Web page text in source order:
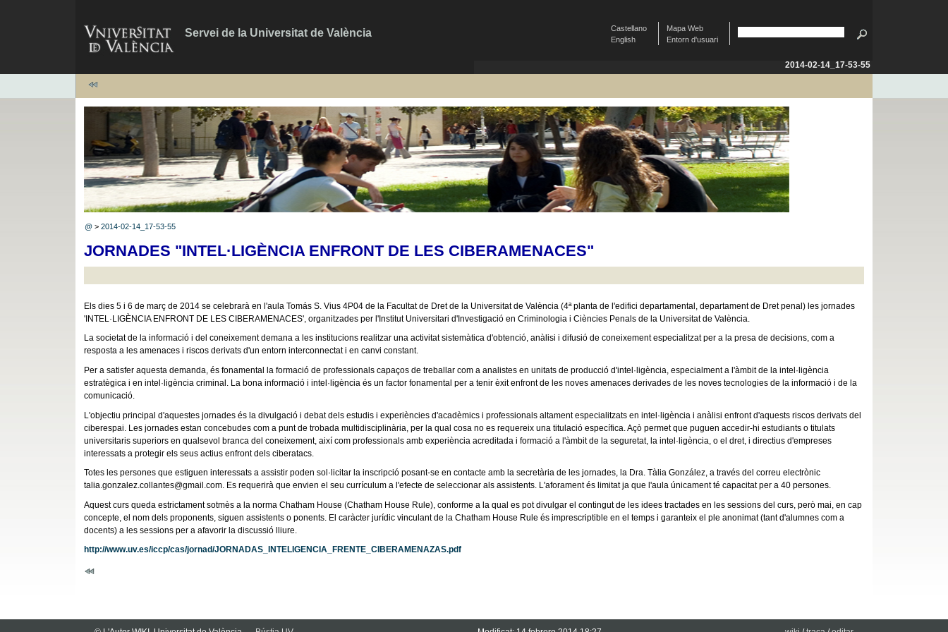
Servei de la Universitat de València
Mapa Web
Entorn d'usuari
Castellano
English
2014-02-14_17-53-55
@ >2014-02-14_17-53-55
JORNADES "INTEL·LIGÈNCIA ENFRONT DE LES CIBERAMENACES"
Els dies 5 i 6 de març de 2014 se celebrarà en l'aula Tomás S. Vius 4P04 de la Facultat de Dret de la Universitat de València (4ª planta de l'edifici departamental, departament de Dret penal) les jornades
'INTEL·LIGÈNCIA ENFRONT DE LES CIBERAMENACES', organitzades per l'Institut Universitari d'Investigació en Criminologia i Ciències Penals de la Universitat de València.
La societat de la informació i del coneixement demana a les institucions realitzar una activitat sistemàtica d'obtenció, anàlisi i difusió de coneixement especialitzat per a la presa de decisions, com a
resposta a les amenaces i riscos derivats d'un entorn interconnectat i en canvi constant.
Per a satisfer aquesta demanda, és fonamental la formació de professionals capaços de treballar com a analistes en unitats de producció d'intel·ligència, especialment a l'àmbit de la intel·ligència
estratègica i en intel·ligència criminal. La bona informació i intel·ligència és un factor fonamental per a tenir èxit enfront de les noves amenaces derivades de les noves tecnologies de la informació i de la
comunicació.
L'objectiu principal d'aquestes jornades és la divulgació i debat dels estudis i experiències d'acadèmics i professionals altament especialitzats en intel·ligència i anàlisi enfront d'aquests riscos derivats del
ciberespai. Les jornades estan concebudes com a punt de trobada multidisciplinària, per la qual cosa no es requereix una titulació específica. Açò permet que puguen accedir-hi estudiants o titulats
universitaris superiors en qualsevol branca del coneixement, així com professionals amb experiència acreditada i formació a l'àmbit de la seguretat, la intel·ligència, o el dret, i directius d'empreses
interessats a protegir els seus actius enfront dels ciberatacs.
Totes les persones que estiguen interessats a assistir poden sol·licitar la inscripció posant-se en contacte amb la secretària de les jornades, la Dra. Tàlia González, a través del correu electrònic
talia.gonzalez.collantes@gmail.com. Es requerirà que envien el seu currículum a l'efecte de seleccionar als assistents. L'aforament és limitat ja que l'aula únicament té capacitat per a 40 persones.
Aquest curs queda estrictament sotmès a la norma Chatham House (Chatham House Rule), conforme a la qual es pot divulgar el contingut de les idees tractades en les sessions del curs, però mai, en cap
concepte, el nom dels proponents, siguen assistents o ponents. El caràcter jurídic vinculant de la Chatham House Rule és imprescriptible en el temps i garanteix el ple anonimat (tant d'alumnes com a
docents) a les sessions per a afavorir la discussió lliure.
http://www.uv.es/iccp/cas/jornad/JORNADAS_INTELIGENCIA_FRENTE_CIBERAMENAZAS.pdf